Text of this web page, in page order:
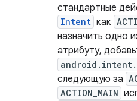
стандартные
Intent как
назначить одно
атрибуту,
следующую за
ACTION_MAIN